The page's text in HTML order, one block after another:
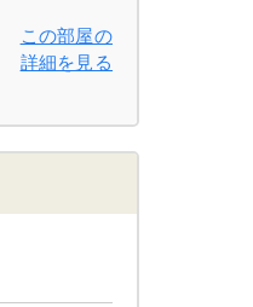
この部屋の
詳細を見る